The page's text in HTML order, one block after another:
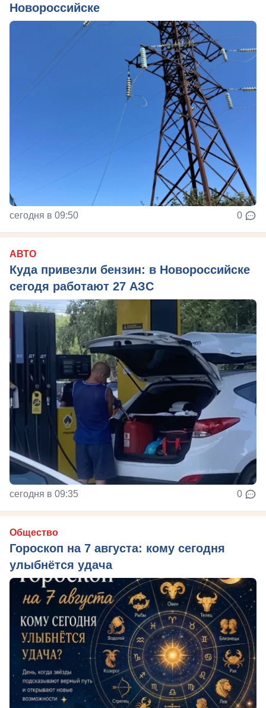
Новороссийске
сегодня в 09:50 0
АВТО
Куда привезли бензин: в Новороссийске
сегодя работают 27 АЗС
сегодня в 09:35 0
Общество
Гороскоп на 7 августа: кому сегодня
улыбнётся удача